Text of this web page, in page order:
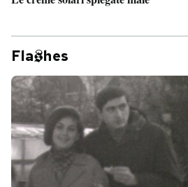
Fla hes